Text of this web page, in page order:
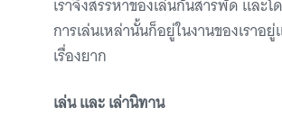
เราจึงสรรหาของเล่นกันสารพัด และ
การเล่นเหล่านั้นก็อยู่ในงานของเราอยู่
เรื่องยาก
เล่น และ เล่านิทาน